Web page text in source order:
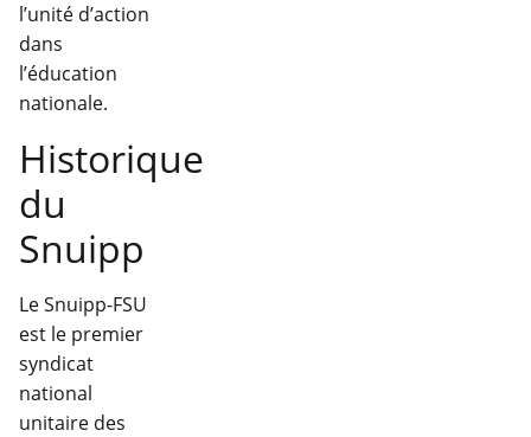
l’unité d’action
dans
l’éducation
nationale.
Historique
du
Snuipp
Le Snuipp-FSU
est le premier
syndicat
national
unitaire des